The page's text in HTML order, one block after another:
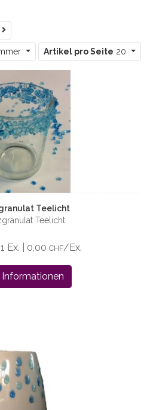
Weiter
Artikel pro Seite 20
Teelicht
Teelicht
1 Ex. | 0,00 CHF/Ex.
Informationen